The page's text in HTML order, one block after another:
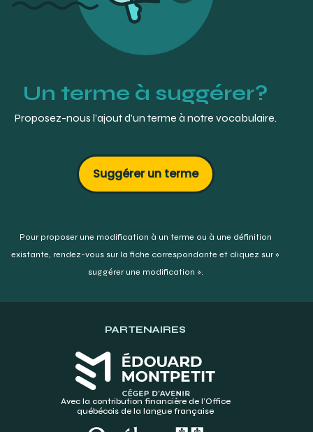
Un terme à suggérer?
Proposez-nous l’ajout d’un terme à notre vocabulaire.
Suggérer un terme
Pour proposer une modification à un terme ou à une définition
existante, rendez-vous sur la fiche correspondante et cliquez sur «
suggérer une modification ».
PARTENAIRES
Avec la contribution financière de l’Office
québécois de la langue française